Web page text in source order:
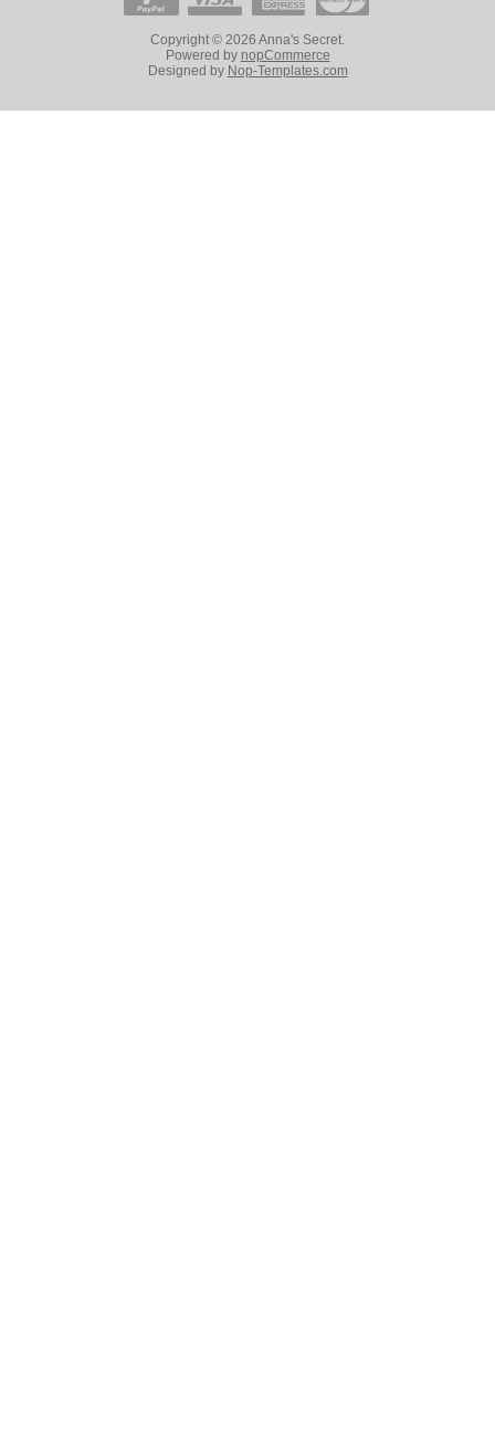
Copyright © 2026 Anna's Secret.
Powered by nopCommerce
Designed by Nop-Templates.com